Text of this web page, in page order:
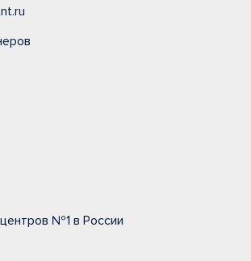
№1 в России